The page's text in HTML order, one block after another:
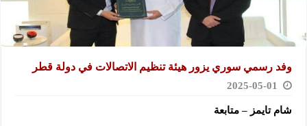
وفد رسمي سوري يزور هيئة تنظيم الاتصالات في دولة قطر
2025-05-01
شام تايمز – متابعة